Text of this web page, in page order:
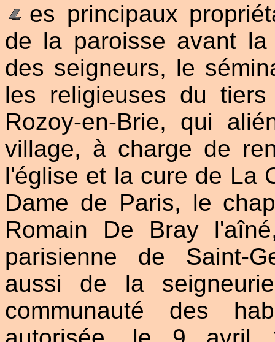
es principaux
de la paroisse avant
des seigneurs, le
les religieuses du
Rozoy-en-Brie, qui
village, à charge de
l'église et la cure de La
Dame de Paris, le
Romain De Bray
parisienne de Saint-
aussi de la
communauté des